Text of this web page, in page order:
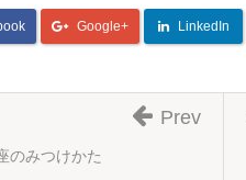
Google+ LinkedIn
のみつけかた
Prev